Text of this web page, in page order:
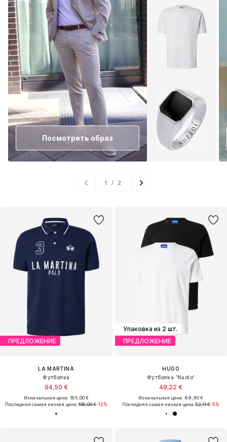
Посмотреть образ
1 / 2
ПРЕДЛОЖЕНИЕ
LA MARTINA
Футболка
94,50 €
Изначальная цена: 185,00 €
Последняя самая низкая цена:108,00 €-12%
Упаковка из 2 шт.
ПРЕДЛОЖЕНИЕ
HUGO
Футболка 'Naolo'
49,22 €
Изначальная цена: 69,90 €
Последняя самая низкая цена:52,11 €-5%